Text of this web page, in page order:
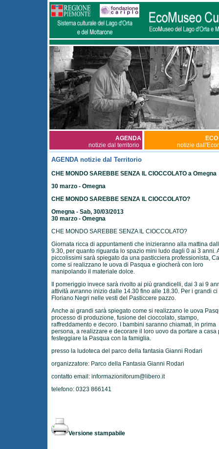
AGENDA
notizie dal territorio
notizie
AGENDA notizie dal Territorio
CHE MONDO SAREBBE SENZA IL CIOCCOLATO a Omegna
30 marzo - Omegna
CHE MONDO SAREBBE SENZA IL CIOCCOLATO?
Omegna - Sab, 30/03/2013
30 marzo - Omegna
CHE MONDO SAREBBE SENZA IL CIOCCOLATO?
Giornata ricca di appuntamenti che inizieranno alla mattina
9.30, per quanto riguarda lo spazio mini ludo dagli 0 ai 3 anni.
piccolissimi sarà spiegato da una pasticciera professionista,
come si realizzano le uova di Pasqua e giocherà con loro
manipolando il materiale dolce.
Il pomeriggio invece sarà rivolto ai più grandicelli, dai 3 ai 9
attività avranno inizio dalle 14.30 fino alle 18.30. Per i grandi ci
Floriano Negri nelle vesti del Pasticcere pazzo.
Anche ai grandi sarà spiegato come si realizzano le uova
processo di produzione, fusione del cioccolato, stampo,
raffreddamento e decoro. I bambini saranno chiamati, in prima
persona, a realizzare e decorare il loro uovo da portare a casa
festeggiare la Pasqua con la famiglia.
presso la ludoteca del parco della fantasia Gianni Rodari
organizzatore: Parco della Fantasia Gianni Rodari
contatto email: informazioniforum@libero.it
telefono: 0323 866141
Versione stampabile